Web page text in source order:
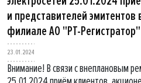
и представителей эмитентов
филиале АО "РТ-Регистратор"
23.01.2024
Внимание! В связи с внеплановым